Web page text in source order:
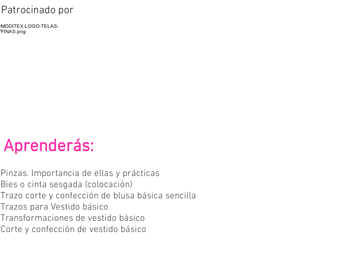
Patrocinado por
Aprenderás:
Pinzas. Importancia de ellas y prácticas
Bies o cinta sesgada (colocación)
Trazo corte y confección de blusa básica sencilla
Trazos para Vestido básico
Transformaciones de vestido básico
Corte y confección de vestido básico